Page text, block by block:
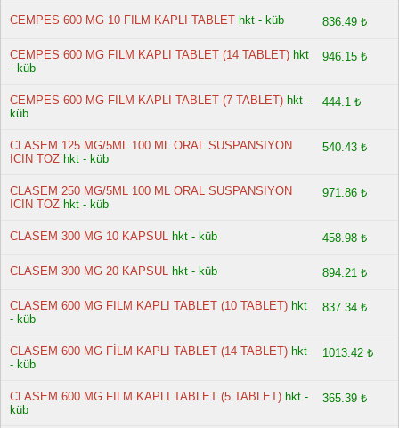
CEMPES 600 MG 10 FILM KAPLI TABLET hkt - küb 836.49 ₺
CEMPES 600 MG FILM KAPLI TABLET (14 TABLET) hkt
- küb
946.15 ₺
CEMPES 600 MG FILM KAPLI TABLET (7 TABLET) hkt -
küb
444.1 ₺
CLASEM 125 MG/5ML 100 ML ORAL SUSPANSIYON
ICIN TOZ hkt - küb
540.43 ₺
CLASEM 250 MG/5ML 100 ML ORAL SUSPANSIYON
ICIN TOZ hkt - küb
971.86 ₺
CLASEM 300 MG 10 KAPSUL hkt - küb 458.98 ₺
CLASEM 300 MG 20 KAPSUL hkt - küb 894.21 ₺
CLASEM 600 MG FILM KAPLI TABLET (10 TABLET) hkt
- küb
837.34 ₺
CLASEM 600 MG FİLM KAPLI TABLET (14 TABLET) hkt
- küb
1013.42 ₺
CLASEM 600 MG FILM KAPLI TABLET (5 TABLET) hkt -
küb
365.39 ₺